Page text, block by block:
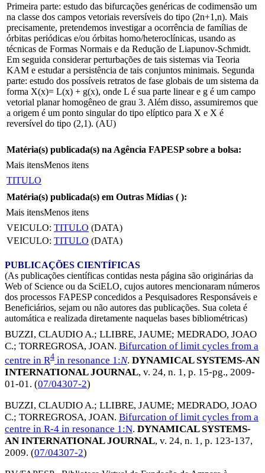
Primeira parte: estudo das bifurcações genéricas de codimensão um
na classe dos campos vetoriais reversíveis do tipo (2n+1,n). Mais
precisamente, pretendemos investigar a ocorrência de famílias de
órbitas periódicas e/ou órbitas homo/heteroclínicas, usando as
técnicas de Formas Normais e da Redução de Liapunov-Schmidt.
Em seguida considerar perturbações de tais sistemas via Teoria
KAM e estudar a persistência de tais conjuntos minimais. Segunda
parte: estudo dos possíveis retratos de fase globais de um sistema da
forma X(x)= L(x) + g(x), onde L é sua parte linear e g é um campo
vetorial planar homogêneo de grau 3. Além disso, assumiremos que
a origem é um ponto singular do tipo elíptico para X e X é
reversível do tipo (2,1). (AU)
Matéria(s) publicada(s) na Agência FAPESP sobre a bolsa:
Mais itensMenos itens
TITULO
Matéria(s) publicada(s) em Outras Mídias ( ):
Mais itensMenos itens
VEICULO: TITULO (DATA)
VEICULO: TITULO (DATA)
PUBLICAÇÕES CIENTÍFICAS
(As publicações científicas contidas nesta página são originárias da
Web of Science ou da SciELO, cujos autores mencionaram números
dos processos FAPESP concedidos a Pesquisadores Responsáveis e
Beneficiários, sejam ou não autores das publicações. Sua coleta é
automática e realizada diretamente naquelas bases bibliométricas)
BUZZI, CLAUDIO A.; LLIBRE, JAUME; MEDRADO, JOAO
C.; TORREGROSA, JOAN. Bifurcation of limit cycles from a
centre in R4 in resonance 1:N. DYNAMICAL SYSTEMS-AN
INTERNATIONAL JOURNAL, v. 24, n. 1, p. 15-pg., 2009-
01-01 . (07/04307-2)
BUZZI, CLAUDIO A.; LLIBRE, JAUME; MEDRADO, JOAO
C.; TORREGROSA, JOAN. Bifurcation of limit cycles from a
centre in R-4 in resonance 1:N. DYNAMICAL SYSTEMS-
AN INTERNATIONAL JOURNAL, v. 24, n. 1, p. 123-137,
2009. (07/04307-2)